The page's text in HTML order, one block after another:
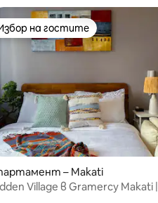
4,96 от 5, 47 отзива
на гостите
на гостите
– Makati
Village в Gramercy Makati |